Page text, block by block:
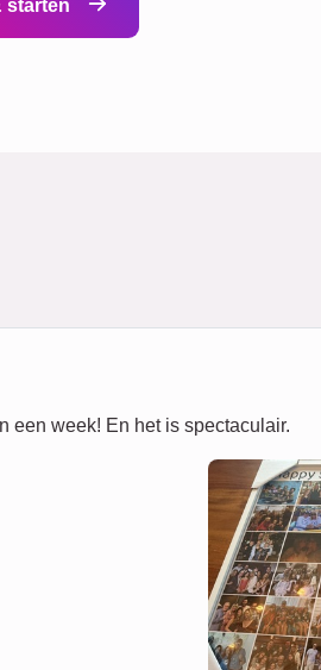
starten
een week! En het is spectaculair.